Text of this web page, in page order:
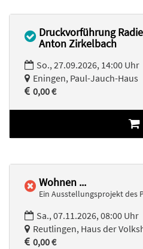
Druckvorführung
Anton Zirkelbach
So., 27.09.2026, 14:00 Uhr
Eningen, Paul-Jauch-Haus
0,00 €
Wohnen ...
Ein Ausstellungsprojekt des
Sa., 07.11.2026, 08:00 Uhr
Reutlingen, Haus der
0,00 €